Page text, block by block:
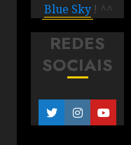
Blue Sky ! ^^
REDES
SOCIAIS